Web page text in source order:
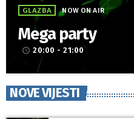
GLAZBA NOW ON AIR
Mega party
access_time 20:00 - 21:00
NOVE VIJESTI